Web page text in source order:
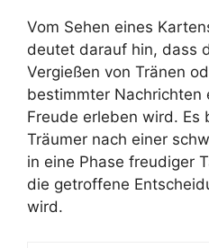
Vom Sehen eines
deutet darauf hin, dass
Vergießen von Tränen
bestimmter Nachrichten
Freude erleben wird.
Träumer nach einer
in eine Phase freudiger
die getroffene
wird.